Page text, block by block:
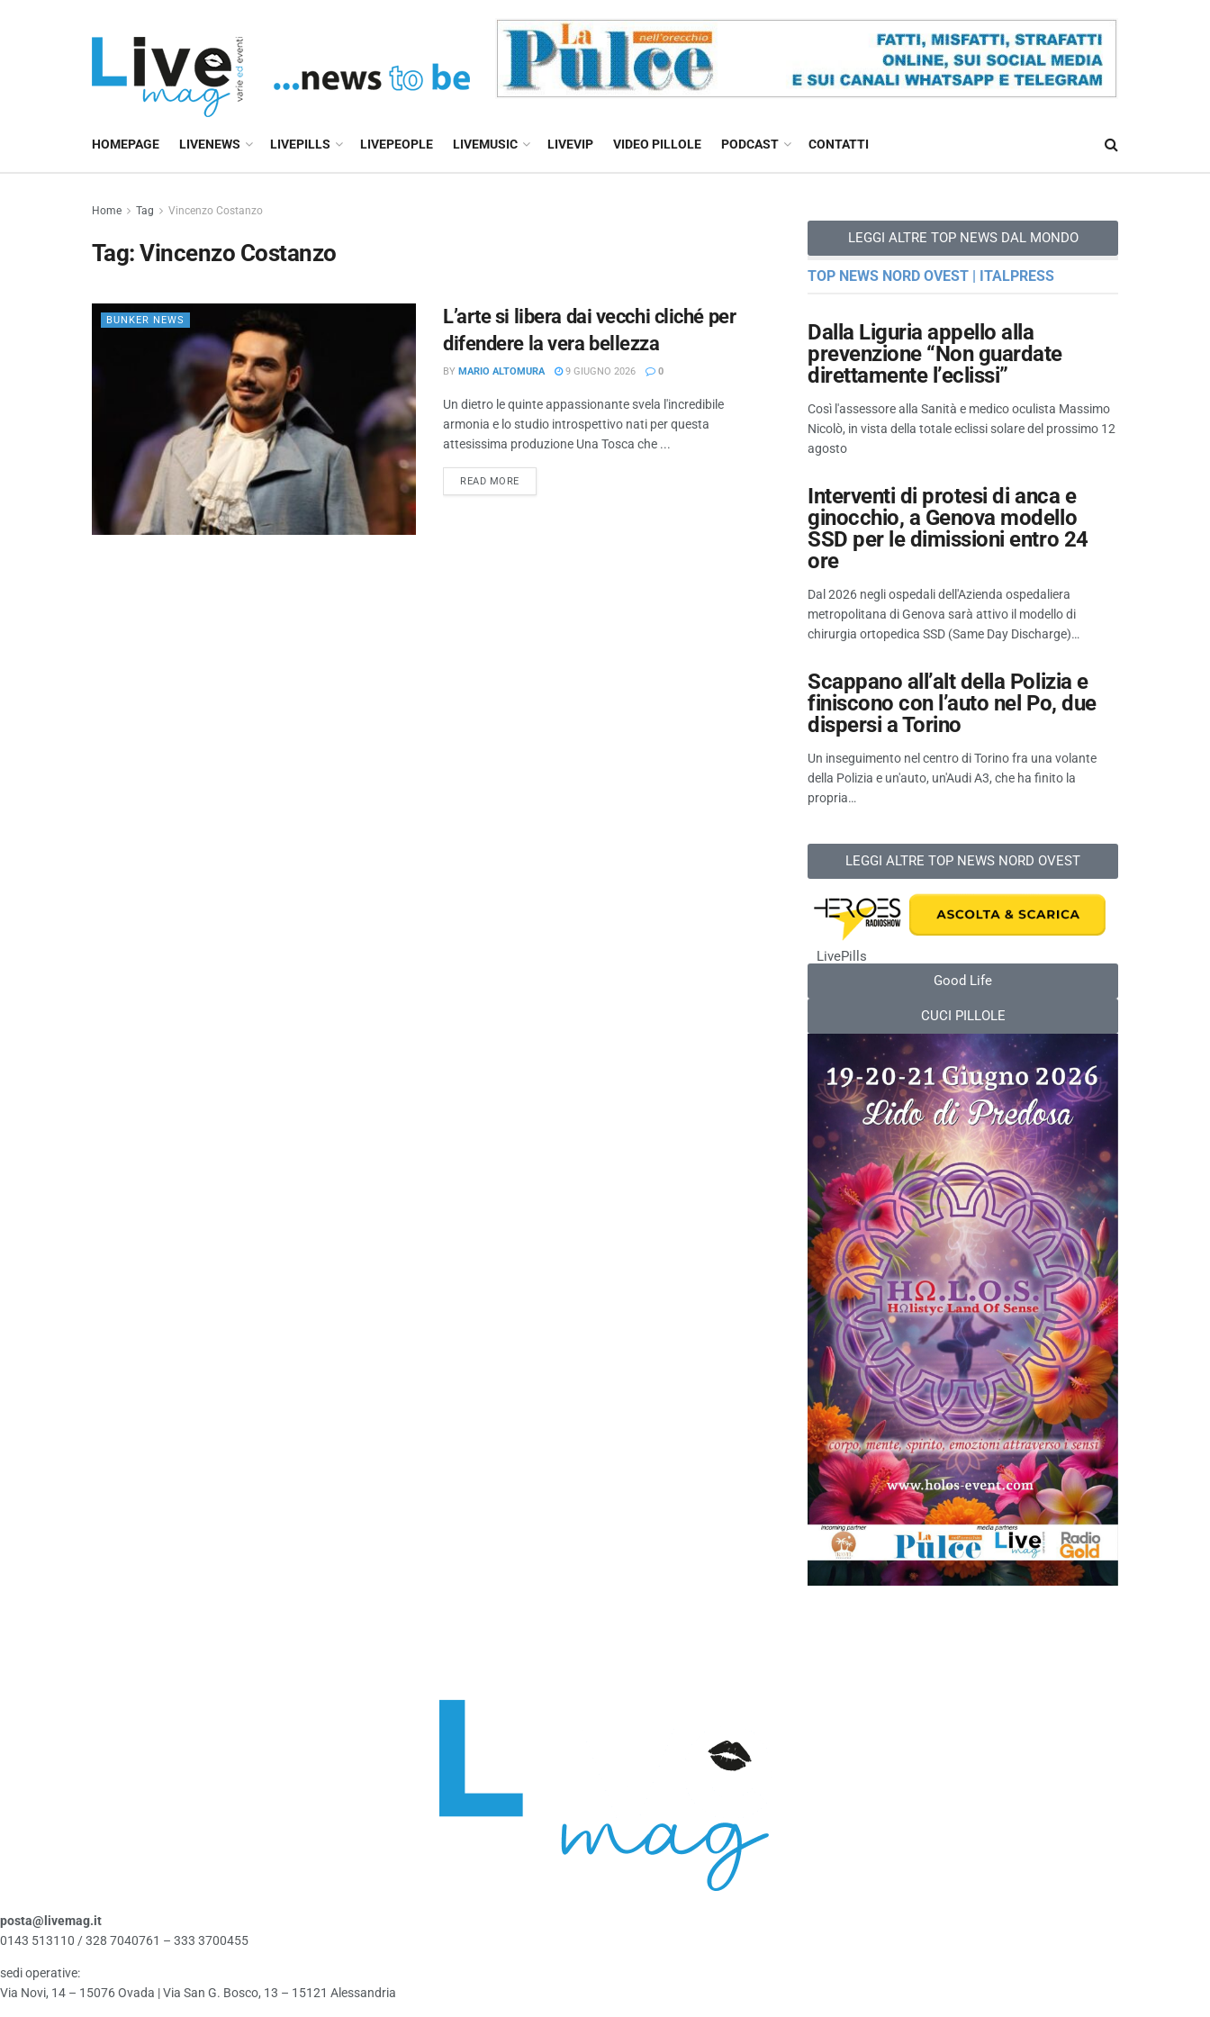
HOMEPAGE LIVENEWS LIVEPILLS LIVEPEOPLE LIVEMUSIC LIVEVIP VIDEO PILLOLE PODCAST CONTATTI
Home Tag Vincenzo Costanzo
Tag:Vincenzo Costanzo
BUNKER NEWS
L’arte si libera dai vecchi cliché per
difendere la vera bellezza
BY MARIO ALTOMURA 9 GIUGNO 2026 0
Un dietro le quinte appassionante svela l'incredibile
armonia e lo studio introspettivo nati per questa
attesissima produzione Una Tosca che ...
READ MORE
LEGGI ALTRE TOP NEWS DAL MONDO
TOP NEWS NORD OVEST | ITALPRESS
Dalla Liguria appello alla
prevenzione “Non guardate
direttamente l’eclissi”
Così l'assessore alla Sanità e medico oculista Massimo
Nicolò, in vista della totale eclissi solare del prossimo 12
agosto
Interventi di protesi di anca e
ginocchio, a Genova modello
SSD per le dimissioni entro 24
ore
Dal 2026 negli ospedali dell'Azienda ospedaliera
metropolitana di Genova sarà attivo il modello di
chirurgia ortopedica SSD (Same Day Discharge)…
Scappano all’alt della Polizia e
finiscono con l’auto nel Po, due
dispersi a Torino
Un inseguimento nel centro di Torino fra una volante
della Polizia e un'auto, un'Audi A3, che ha finito la
propria…
LEGGI ALTRE TOP NEWS NORD OVEST
LivePills
Good Life
CUCI PILLOLE
posta@livemag.it
0143 513110 / 328 7040761 – 333 3700455
sedi operative:
Via Novi, 14 – 15076 Ovada | Via San G. Bosco, 13 – 15121 Alessandria